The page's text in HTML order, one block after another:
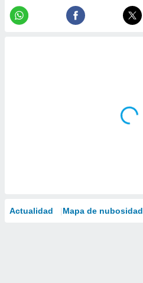
Actualidad Mapa de nubosidad